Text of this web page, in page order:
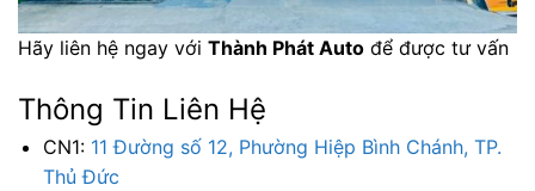
Hãy liên hệ ngay với Thành Phát Auto để được tư vấn
Thông Tin Liên Hệ
CN1: 11 Đường số 12, Phường Hiệp Bình Chánh, TP.
Thủ Đức